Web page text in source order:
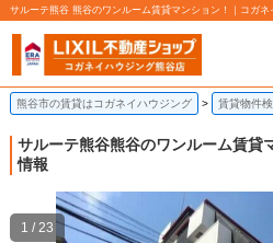
サルーテ熊谷 熊谷のワンルーム賃貸マンション！｜コガ
熊谷市の賃貸はコガネイハウジング 賃貸物件
サルーテ熊谷熊谷のワンルーム賃貸
情報
1 / 23